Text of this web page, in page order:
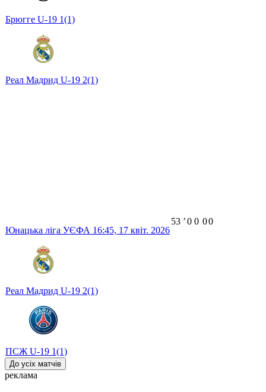
Брюгге U-19 1(1)
Реал Мадрид U-19 2(1)
Юнацька ліга УЄФА 16:45, 17 квіт. 2026
Реал Мадрид U-19 2(1)
ПСЖ U-19 1(1)
53 ʼ0 0 00
До усіх матчів
реклама